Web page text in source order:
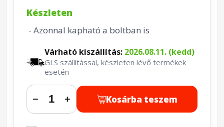
Készleten
- Azonnal kapható a boltban is
Várható kiszállítás: 2026.08.11. (kedd)
GLS szállítással, készleten lévő termékek
esetén
− + Kosárba teszem